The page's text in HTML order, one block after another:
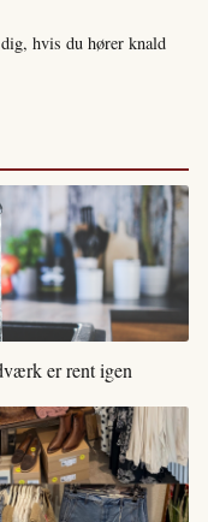
hvis du hører knald
er rent igen